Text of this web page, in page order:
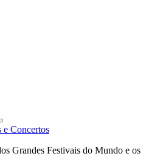
e Concertos
Grandes Festivais do Mundo e os